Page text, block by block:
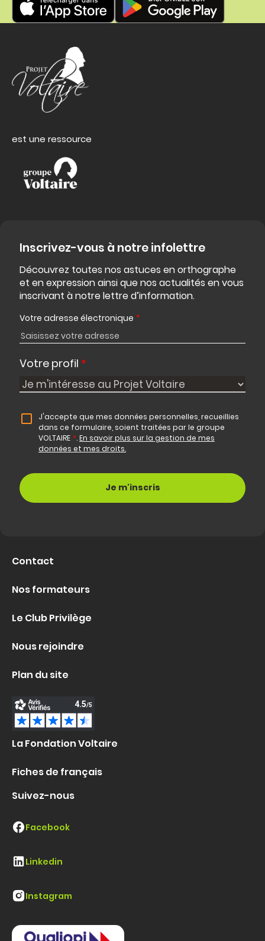
est une ressource
Inscrivez-vous à notre infolettre
Découvrez toutes nos astuces en orthographe
et en expression ainsi que nos actualités en vous
inscrivant à notre lettre d’information.
Votre adresse électronique *
Votre profil *
J'accepte que mes données personnelles, recueillies
dans ce formulaire, soient traitées par le groupe
VOLTAIRE *.En savoir plus sur la gestion de mes
données et mes droits.
Contact
Nos formateurs
Le Club Privilège
Nous rejoindre
Plan du site
La Fondation Voltaire
Fiches de français
Suivez-nous
Facebook
Linkedin
Instagram